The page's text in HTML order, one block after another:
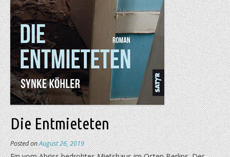
Die Entmieteten
Posted onAugust 26, 2019